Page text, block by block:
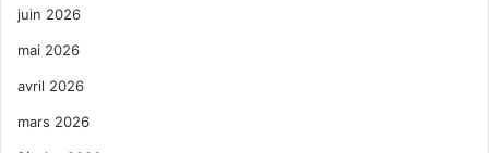
juin 2026
mai 2026
avril 2026
mars 2026